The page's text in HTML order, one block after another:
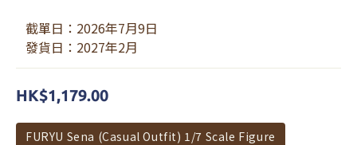
   截單日：2026年7月9日
   發貨日：2027年2月
HK$1,179.00
FURYU Sena (Casual Outfit) 1/7 Scale Figure